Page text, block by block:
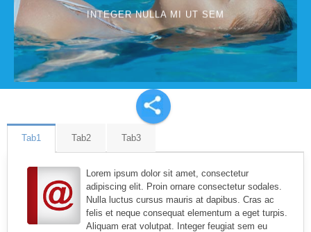
INTEGER NULLA MI UT SEM
Tab1 Tab2 Tab3
Lorem ipsum dolor sit amet, consectetur
adipiscing elit. Proin ornare consectetur sodales.
Nulla luctus cursus mauris at dapibus. Cras ac
felis et neque consequat elementum a eget turpis.
Aliquam erat volutpat. Integer feugiat sem eu